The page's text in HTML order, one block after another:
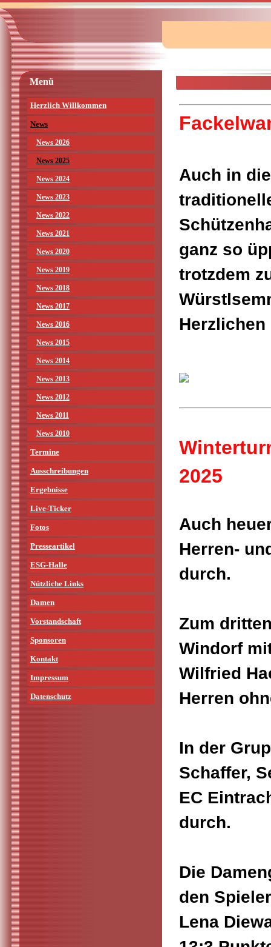
Menü
Herzlich Willkommen
News
News 2026
News 2025
News 2024
News 2023
News 2022
News 2021
News 2020
News 2019
News 2018
News 2017
News 2016
News 2015
News 2014
News 2013
News 2012
News 2011
News 2010
Termine
Ausschreibungen
Ergebnisse
Live-Ticker
Fotos
Presseartikel
ESG-Halle
Nützliche Links
Damen
Vorstandschaft
Sponsoren
Kontakt
Impressum
Datenschutz
Auch in
ganz so
trotzdem
Herzlichen
2025
Auch
Herren-
durch.
Zum
Windorf
Wilfried
Herren
In der
Schaffer,
EC
durch.
Die
den
Lena